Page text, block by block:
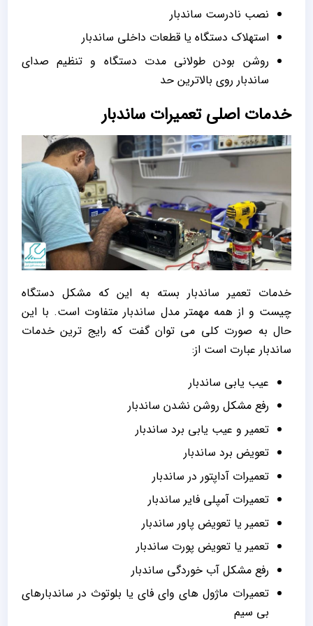
نصب نادرست ساندبار
استهلاک دستگاه یا قطعات داخلی ساندبار
روشن بودن طولانی مدت دستگاه و تنظیم صدای
ساندبار روی بالاترین حد
خدمات اصلی تعمیرات ساندبار
خدمات تعمیر ساندبار بسته به این که مشکل دستگاه
چیست و از همه مهمتر مدل ساندبار متفاوت است. با این
حال به صورت کلی می توان گفت که رایج ترین خدمات
ساندبار عبارت است از:
عیب یابی ساندبار
رفع مشکل روشن نشدن ساندبار
تعمیر و عیب یابی برد ساندبار
تعویض برد ساندبار
تعمیرات آداپتور در ساندبار
تعمیرات آمپلی فایر ساندبار
تعمیر یا تعویض پاور ساندبار
تعمیر یا تعویض پورت ساندبار
رفع مشکل آب خوردگی ساندبار
تعمیرات ماژول های وای فای یا بلوتوث در ساندبارهای
بی سیم